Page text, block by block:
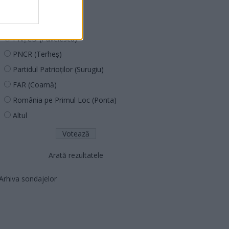
PUSL (D. Voiculescu)
PNȚCD (Pavelescu)
PNCR (Terheș)
Partidul Patrioților (Surugiu)
FAR (Coarnă)
România pe Primul Loc (Ponta)
Altul
Arată rezultatele
sondajelor